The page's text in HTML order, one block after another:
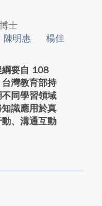
士
陳明惠
楊佳
綱要自 108
灣教育部持
同學習領域
識應用於真
、溝通互動